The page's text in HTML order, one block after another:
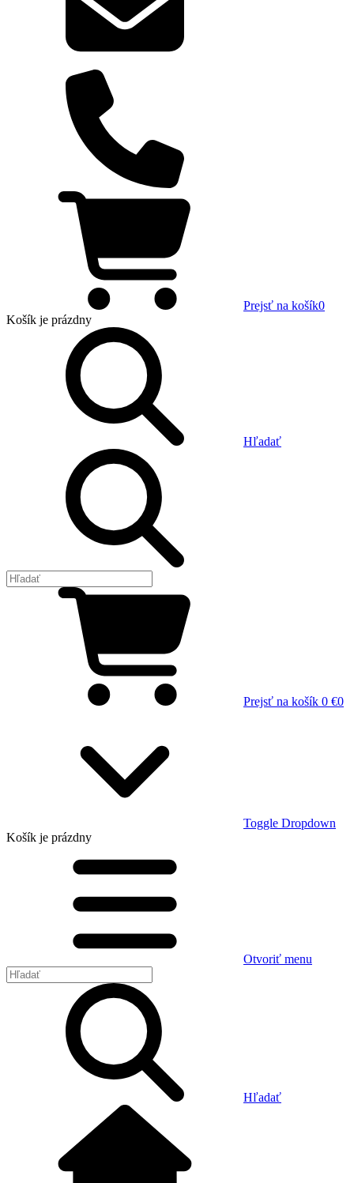
Prejsť na košík0
Košík je prázdny
Hľadať
Prejsť na košík 0 €0
Toggle Dropdown
Košík je prázdny
Otvoriť menu
Hľadať